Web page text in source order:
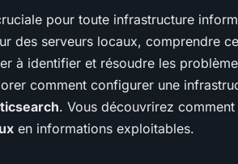
pour toute infrastructure
des serveurs locaux, comprendre
à identifier et résoudre les
comment configurer une
. Vous découvrirez
en informations exploitables.